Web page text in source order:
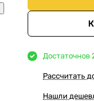
Достаточнов
Рассчитать
Нашли